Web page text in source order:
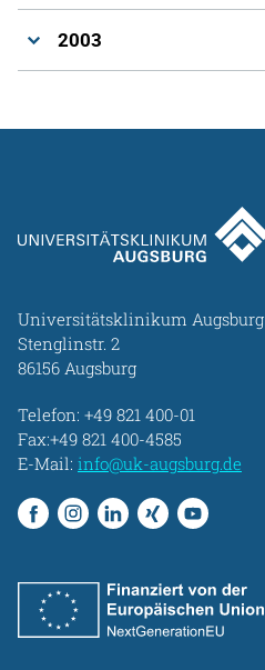
2003
Universitätsklinikum Augsburg
Stenglinstr. 2
86156 Augsburg
Telefon: +49 821 400-01
Fax:+49 821 400-4585
E-Mail: info@uk-augsburg.de